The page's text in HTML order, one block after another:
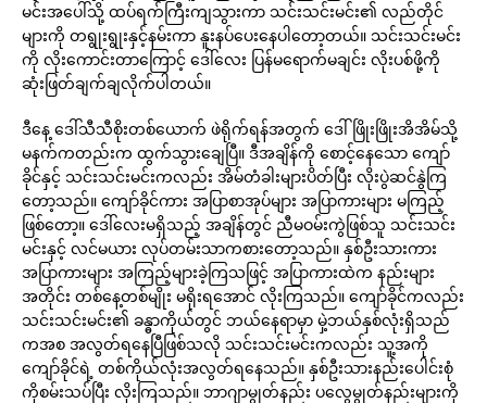
မင်းအပေါ်သို့ ထပ်ရက်ကြီးကျသွားကာ သင်းသင်းမင်း၏ လည်တိုင်
များကို တရွုးရွုးနှင့်နမ်းကာ နူးနပ်ပေးနေပါတော့တယ်။ သင်းသင်းမင်း
ကို လိုးကောင်းတာကြောင့် ဒေါ်လေး ပြန်မရောက်မချင်း လိုးပစ်ဖို့ကို
ဆုံးဖြတ်ချက်ချလိုက်ပါတယ်။
ဒီနေ့ ဒေါ်သီသီစိုးတစ်ယောက် ဖဲရိုက်ရန်အတွက် ဒေါ်ဖြိုးဖြိုးအိအိမ်သို့
မနက်ကတည်းက ထွက်သွားချေပြီ။ ဒီအချိန်ကို စောင့်နေသော ကျော်
ခိုင်နှင့် သင်းသင်းမင်းကလည်း အိမ်တံခါးများပိတ်ပြီး လိုးပွဲဆင်နွဲကြ
တော့သည်။ ကျော်ခိုင်ကား အပြာစာအုပ်များ အပြာကားများ မကြည့်
ဖြစ်တော့။ ဒေါ်လေးမရှိသည့် အချိန်တွင် ညီမဝမ်းကွဲဖြစ်သူ သင်းသင်း
မင်းနှင့် လင်မယား လုပ်တမ်းသာကစားတော့သည်။ နှစ်ဦးသားကား
အပြာကားများ အကြည့်များခဲ့ကြသဖြင့် အပြာကားထဲက နည်းများ
အတိုင်း တစ်နေ့တစ်မျိုး မရိုးရအောင် လိုးကြသည်။ ကျော်ခိုင်ကလည်း
သင်းသင်းမင်း၏ ခန္ဓာကိုယ်တွင် ဘယ်နေရာမှာ မှဲ့ဘယ်နှစ်လုံးရှိသည်
ကအစ အလွတ်ရနေပြီဖြစ်သလို သင်းသင်းမင်းကလည်း သူ့အကို
ကျော်ခိုင်ရဲ့ တစ်ကိုယ်လုံးအလွတ်ရနေသည်။ နှစ်ဦးသားနည်းပေါင်းစုံ
ကိုစမ်းသပ်ပြီး လိုးကြသည်။ ဘာဂျာမွုတ်နည်း ပလွေမွုတ်နည်းများကို